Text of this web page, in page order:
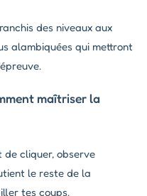
des niveaux aux
alambiquées qui mettront
maîtriser la
de cliquer, observe
le reste de la
tes coups.